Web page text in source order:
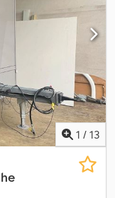
1 / 13